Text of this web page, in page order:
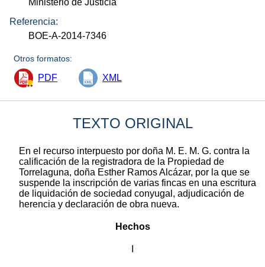
Ministerio de Justicia
Referencia:
BOE-A-2014-7346
Otros formatos:
PDF XML
TEXTO ORIGINAL
En el recurso interpuesto por doña M. E. M. G. contra la
calificación de la registradora de la Propiedad de
Torrelaguna, doña Esther Ramos Alcázar, por la que se
suspende la inscripción de varias fincas en una escritura
de liquidación de sociedad conyugal, adjudicación de
herencia y declaración de obra nueva.
Hechos